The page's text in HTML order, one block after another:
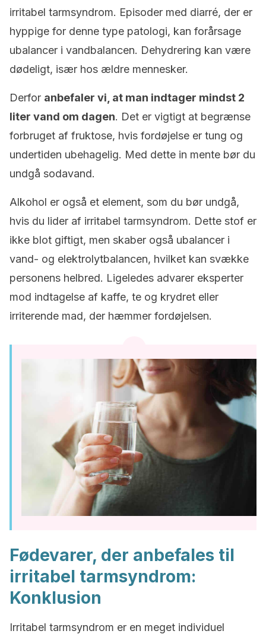
irritabel tarmsyndrom. Episoder med diarré, der er
hyppige for denne type patologi, kan forårsage
ubalancer i vandbalancen. Dehydrering kan være
dødeligt, især hos ældre mennesker.
Derfor anbefaler vi, at man indtager mindst 2
liter vand om dagen. Det er vigtigt at begrænse
forbruget af fruktose, hvis fordøjelse er tung og
undertiden ubehagelig. Med dette in mente bør du
undgå sodavand.
Alkohol er også et element, som du bør undgå,
hvis du lider af irritabel tarmsyndrom. Dette stof er
ikke blot giftigt, men skaber også ubalancer i
vand- og elektrolytbalancen, hvilket kan svække
personens helbred. Ligeledes advarer eksperter
mod indtagelse af kaffe, te og krydret eller
irriterende mad, der hæmmer fordøjelsen.
Fødevarer, der anbefales til
irritabel tarmsyndrom:
Konklusion
Irritabel tarmsyndrom er en meget individuel